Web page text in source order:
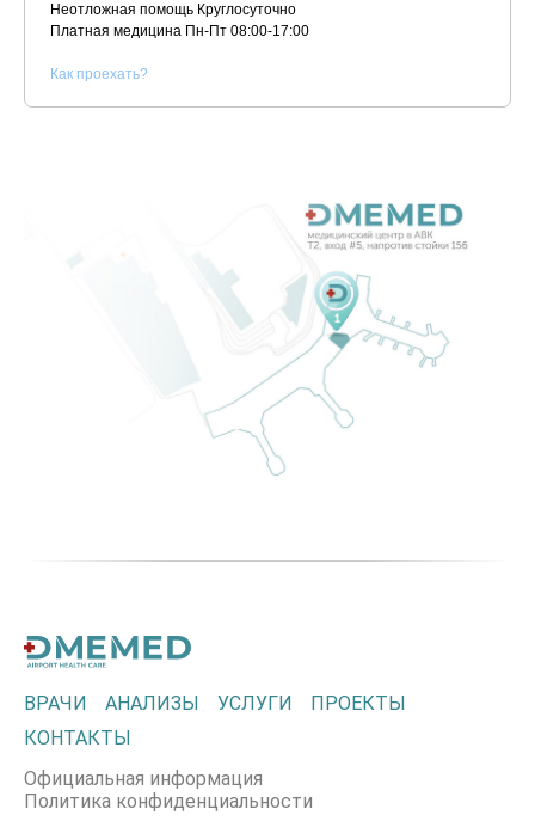
Неотложная помощь Круглосуточно
Платная медицина Пн-Пт 08:00-17:00
Как проехать?
ВРАЧИ АНАЛИЗЫ УСЛУГИ
ПРОЕКТЫ
КОНТАКТЫ
Официальная информация
Политика конфиденциальности